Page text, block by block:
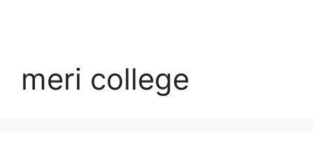
meri college